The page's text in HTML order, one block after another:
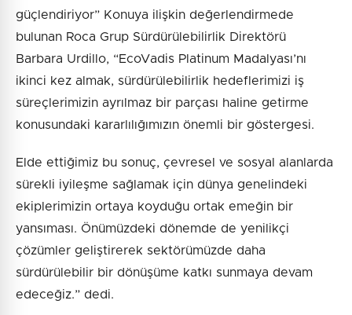
güçlendiriyor” Konuya ilişkin değerlendirmede
bulunan Roca Grup Sürdürülebilirlik Direktörü
Barbara Urdillo, “EcoVadis Platinum Madalyası’nı
ikinci kez almak, sürdürülebilirlik hedeflerimizi iş
süreçlerimizin ayrılmaz bir parçası haline getirme
konusundaki kararlılığımızın önemli bir göstergesi.
Elde ettiğimiz bu sonuç, çevresel ve sosyal alanlarda
sürekli iyileşme sağlamak için dünya genelindeki
ekiplerimizin ortaya koyduğu ortak emeğin bir
yansıması. Önümüzdeki dönemde de yenilikçi
çözümler geliştirerek sektörümüzde daha
sürdürülebilir bir dönüşüme katkı sunmaya devam
edeceğiz.” dedi.